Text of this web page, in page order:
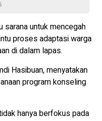
sarana untuk mencegah
proses adaptasi warga
di dalam lapas.
Hasibuan, menyatakan
program konseling
hanya berfokus pada